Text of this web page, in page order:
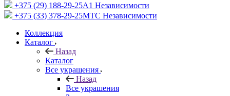
+375 (29) 188-29-25A1 Независимости
+375 (33) 378-29-25МТС Независимости
Коллекция
Каталог
Назад
Каталог
Все украшения
Назад
Все украшения